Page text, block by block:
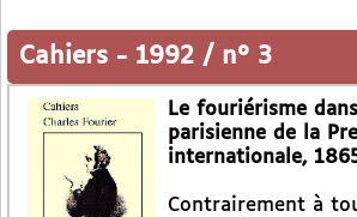
Cahiers - 1992 / n° 3
Le fouriérisme
parisienne de la
internationale,
Contrairement à